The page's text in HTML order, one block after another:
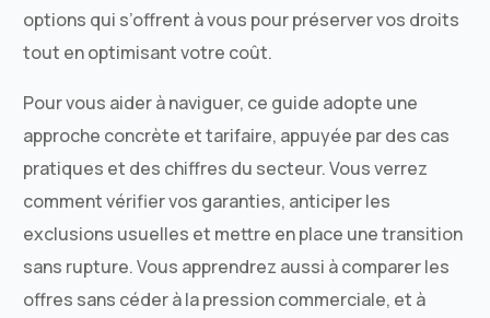
options qui s’offrent à vous pour préserver vos droits
tout en optimisant votre coût.
Pour vous aider à naviguer, ce guide adopte une
approche concrète et tarifaire, appuyée par des cas
pratiques et des chiffres du secteur. Vous verrez
comment vérifier vos garanties, anticiper les
exclusions usuelles et mettre en place une transition
sans rupture. Vous apprendrez aussi à comparer les
offres sans céder à la pression commerciale, et à